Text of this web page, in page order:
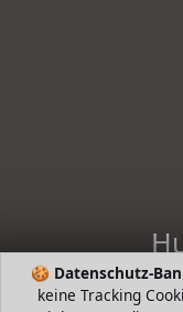
🍪 Datenschutz-
keine Tracking
HugoAndHome -
beliebten